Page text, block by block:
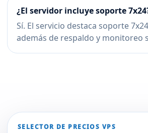
¿El servidor incluye soporte
Sí. El servicio destaca soporte
además de respaldo y monitoreo
SELECTOR DE PRECIOS VPS